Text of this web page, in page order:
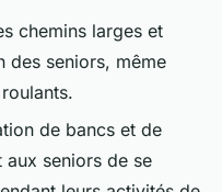
chemins larges et
des seniors, même
de bancs et de
aux seniors de se